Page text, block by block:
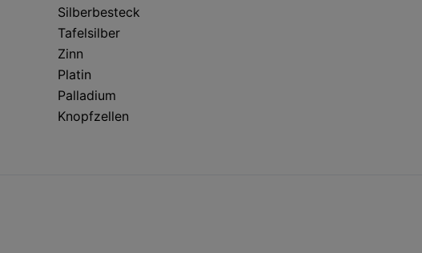
Silberbesteck
Tafelsilber
Zinn
Platin
Palladium
Knopfzellen